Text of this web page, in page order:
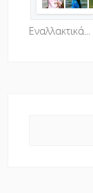
Εναλλακτικά...